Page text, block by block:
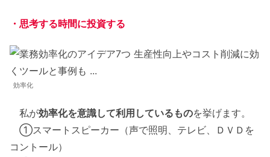
・思考する時間に投資する
効率化
私が効率化を意識して利用しているものを挙げます。
①スマートスピーカー（声で照明、テレビ、ＤＶＤを
コントール）